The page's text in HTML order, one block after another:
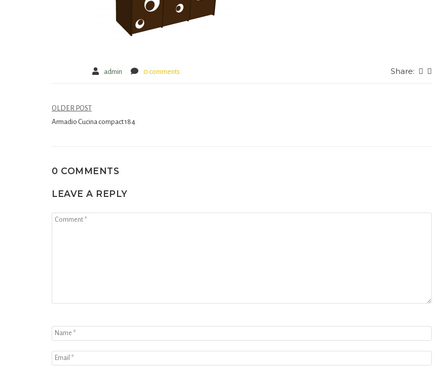
admin 0 comments Share:
OLDER POST
Armadio Cucina compact 184
0 COMMENTS
LEAVE A REPLY